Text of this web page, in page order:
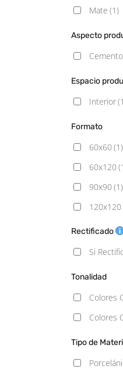
Mate (1)
Aspecto
Cemento
Espacio
Interior
Formato
60x60 (1)
60x120
90x90 (1)
120x120
Rectificado
Si
Tonalidad
Colores
Colores
Tipo de